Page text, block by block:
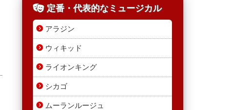
定番・代表的なミュージカル
アラジン
ウィキッド
ライオンキング
シカゴ
ムーランルージュ